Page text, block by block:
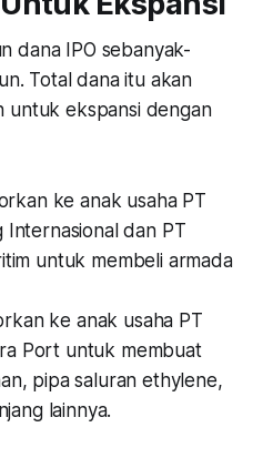
dana IPO sebanyak-
Total dana itu akan
untuk ekspansi dengan
ke anak usaha PT
Internasional dan PT
untuk membeli armada
ke anak usaha PT
Port untuk membuat
pipa saluran ethylene,
lainnya.